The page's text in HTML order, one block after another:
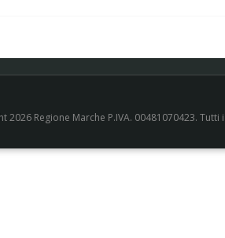
2026 Regione Marche P.IVA. 00481070423.